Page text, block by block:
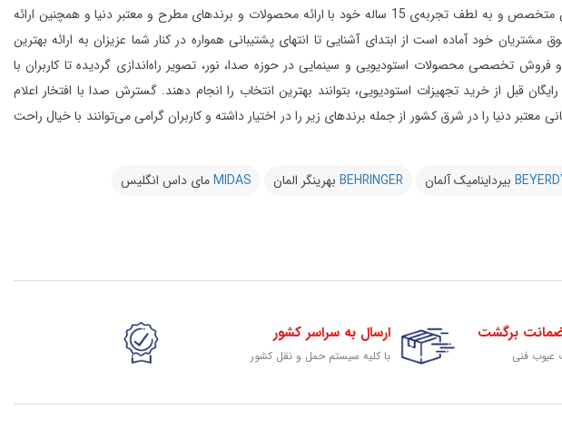
این مجموعه با بهره‌گیری از افراد مجرب و مهندسین متخصص و به لطف تجربه‌ی 15 ساله خود با ارائه محصولات و برندهای مطرح و معتبر دنیا و همچنین ارائه
خود آماده است از ابتدای آشنایی تا انتهای پشتیبانی همواره در کنار شما عزیزان به ارائه بهترین
تخصصی محصولات استودیویی و سینمایی در حوزه صدا، نور، تصویر راه‌اندازی گردیده تا کاربران با
قبل از خرید تجهیزات استودیویی، بتوانند بهترین انتخاب را انجام دهند. گسترش صدا با افتخار اعلام
این مجموعه در حال حاضر نمایندگی انحصاری بیش از 20 کمپانی معتبر دنیا را در شرق کشور از جمله برندهای زیر را در اختیار داشته و کاربران گرامی می‌توانند با خیال راحت
بیرداینامیک آلمان BEHRINGER بهرینگر المان MIDAS مای داس انگلیس
عیوب فنی
ارسال به سراسر کشور
با کلیه سیستم حمل و نقل کشور
پشتیبانی حرفه ای کلیه کالای سایت